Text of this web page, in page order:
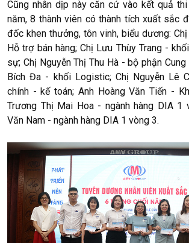
Cũng nhân dịp này căn cứ vào kết quả
năm, 8 thành viên có thành tích xuất sắc
đốc khen thưởng, tôn vinh, biểu dương:
Hỗ trợ bán hàng; Chị Lưu Thùy Trang -
sự; Chị Nguyễn Thị Thu Hà - bộ phận Cung
Bích Đa - khối Logistic; Chị Nguyễn Lê
chính - kế toán; Anh Hoàng Văn Tiến -
Trương Thị Mai Hoa - ngành hàng DIA 1
Văn Nam - ngành hàng DIA 1 vòng 3.